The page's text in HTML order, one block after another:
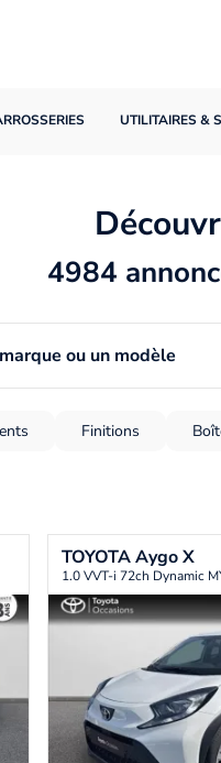
UTILITAIRES &
4984
ou un modèle
Finitions
TOYOTAAygo X
1.0 VVT-i 72ch Dynamic